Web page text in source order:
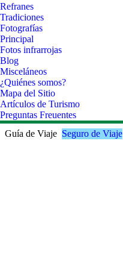
Refranes
Tradiciones
Fotografías
Principal
Fotos infrarrojas
Blog
Misceláneos
¿Quiénes somos?
Mapa del Sitio
Artículos de Turismo
Preguntas Freuentes
Guía de Viaje Seguro de Viaje